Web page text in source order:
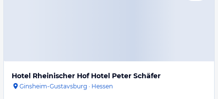
Hotel Rheinischer Hof Hotel Peter Schäfer
Ginsheim-Gustavsburg · Hessen